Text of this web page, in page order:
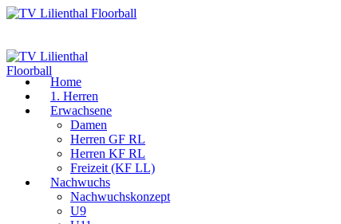
Home
1. Herren
Erwachsene
Damen
Herren GF RL
Herren KF RL
Freizeit (KF LL)
Nachwuchs
Nachwuchskonzept
U9